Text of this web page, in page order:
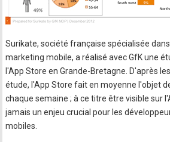
Surikate, société française spécialisée
marketing mobile, a réalisé avec GfK une
l'App Store en Grande-Bretagne. D'après
étude, l'App Store fait en moyenne l'objet
chaque semaine ; à ce titre être visible sur
jamais un enjeu crucial pour les
mobiles.